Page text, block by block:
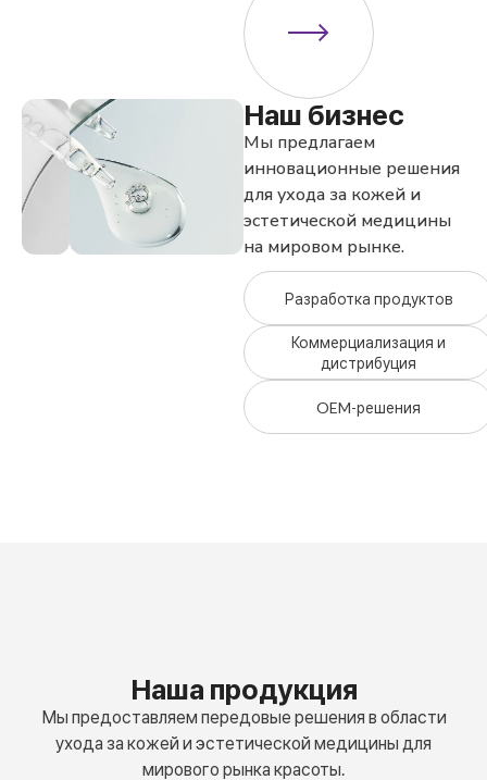
Наш бизнес
Мы предлагаем
инновационные решения
для ухода за кожей и
эстетической медицины
на мировом рынке.
Разработка продуктов
Коммерциализация и
дистрибуция
OEM-решения
Наша продукция
Мы предоставляем передовые решения в области
ухода за кожей и эстетической медицины для
мирового рынка красоты.